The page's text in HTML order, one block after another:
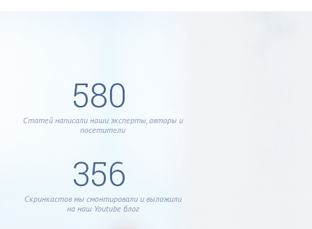
580
Статей написали наши эксперты, авторы и
посетители
356
Скринкастов мы смонтировали и выложили
на наш Youtube блог